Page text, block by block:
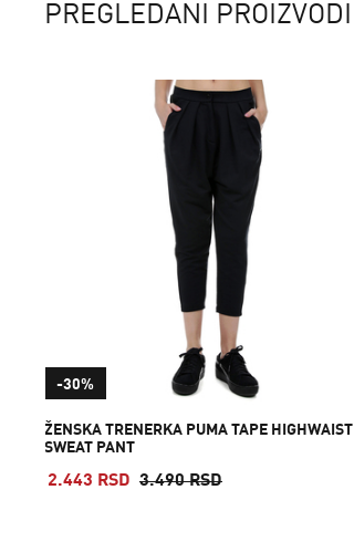
PREGLEDANI PROIZVODI
ŽENSKA TRENERKA PUMA TAPE HIGHWAIST
SWEAT PANT
2.443 RSD 3.490 RSD
-30%